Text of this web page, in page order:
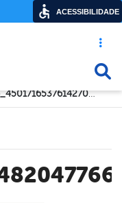
Acesso
44382268_1956482047766746_4501716537614270464_n
ACESSIBILIDADE